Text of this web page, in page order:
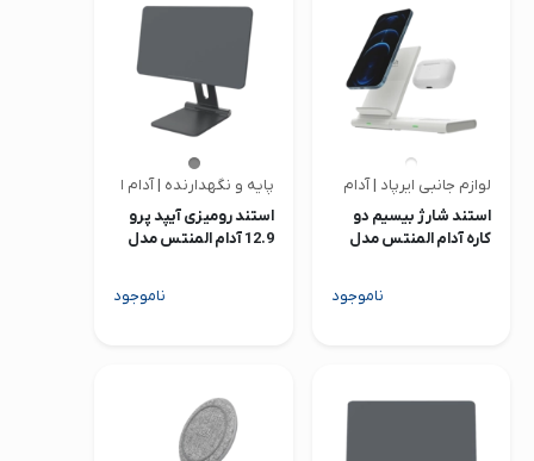
لوازم جانبی ایرپاد | آدام المنتس
استند شارژ بیسیم دو
کاره آدام المنتس مدل
ناموجود
پایه و نگهدارنده | آدام المنتس
استند رومیزی آیپد پرو
12.9 آدام المنتس مدل
ناموجود